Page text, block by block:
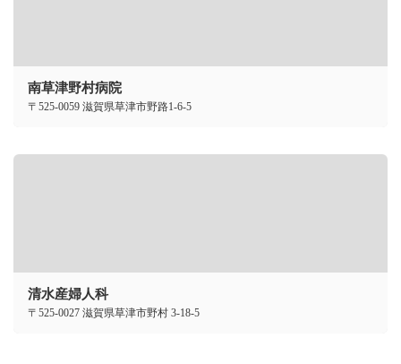
南草津野村病院
〒525-0059 滋賀県草津市野路1-6-5
清水産婦人科
〒525-0027 滋賀県草津市野村 3-18-5